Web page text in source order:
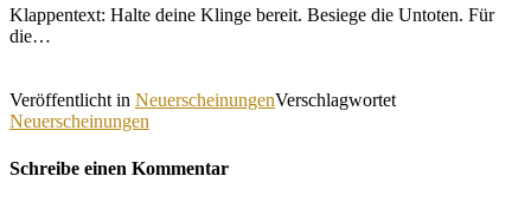
Klappentext: Halte deine Klinge bereit. Besiege die Untoten. Für
die…
Veröffentlicht in NeuerscheinungenVerschlagwortet
Neuerscheinungen
Schreibe einen Kommentar